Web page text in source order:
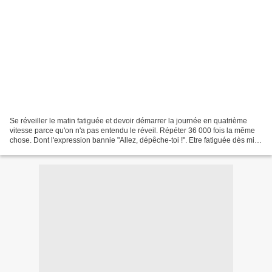
Se réveiller le matin fatiguée et devoir démarrer la journée en quatrième
vitesse parce qu'on n'a pas entendu le réveil. Répéter 36 000 fois la même
chose. Dont l'expression bannie "Allez, dépêche-toi !". Etre fatiguée dès midi